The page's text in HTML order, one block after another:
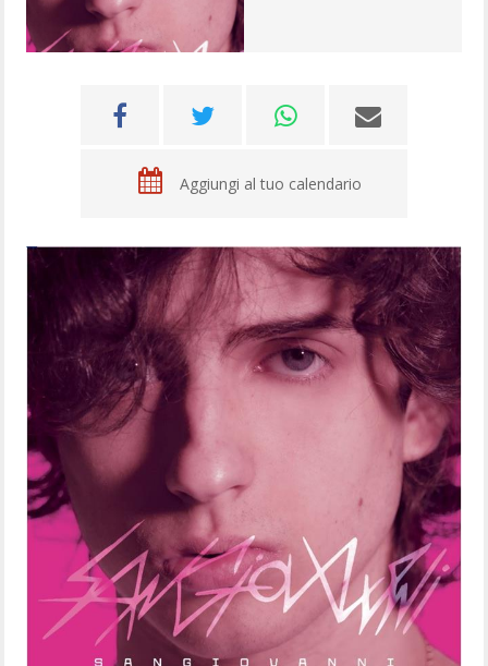
Aggiungi al tuo calendario